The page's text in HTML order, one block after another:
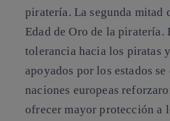
piratería. La segunda
Edad de Oro de la
tolerancia hacia los piratas
apoyados por los estados se
naciones europeas
ofrecer mayor protección a